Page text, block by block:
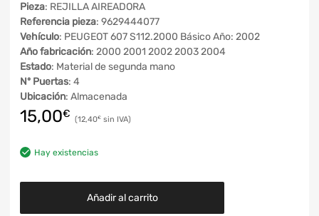
Pieza: REJILLA AIREADORA
Referencia pieza: 9629444077
Vehículo: PEUGEOT 607 S112.2000 Básico Año: 2002
Año fabricación: 2000 2001 2002 2003 2004
Estado: Material de segunda mano
Nº Puertas: 4
Ubicación: Almacenada
15,00€ 12,40€
Hay existencias
Añadir al carrito